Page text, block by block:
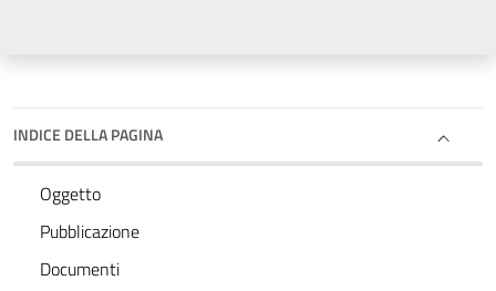
INDICE DELLA PAGINA
Oggetto
Pubblicazione
Documenti